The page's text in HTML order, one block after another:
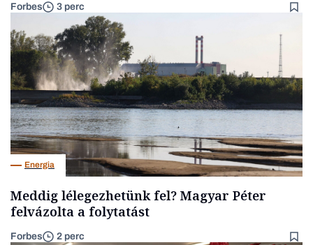
Forbes 3 perc
Energia
Meddig lélegezhetünk fel? Magyar Péter
felvázolta a folytatást
Forbes 2 perc